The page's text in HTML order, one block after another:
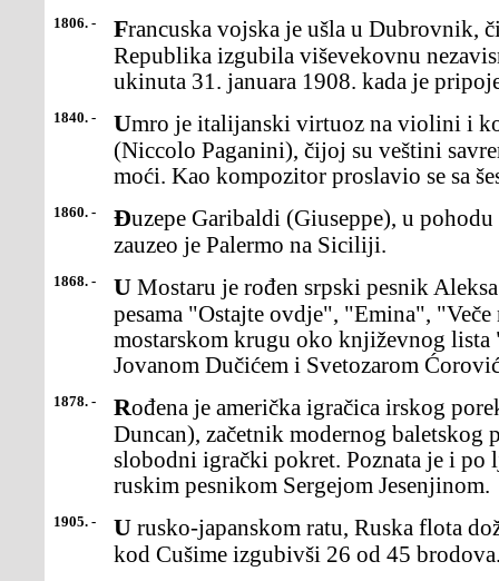
1806. - Francuska vojska je ušla u Dubrovnik, čime je Dubrovačka
Republika izgubila viševekovnu
ukinuta 31. januara 1908. kada je
1840. - Umro je italijanski virtuoz na violini i kompozitor Nikolo Paganini
(Niccolo Paganini), čijoj su veštini
moći. Kao kompozitor proslavio se sa
1860. - Đuzepe Garibaldi (Giuseppe), u pohodu za ujedinjenje Italije,
zauzeo je Palermo na Siciliji.
1868. - U Mostaru je rođen srpski pesnik Aleksa Šantić, autor antologijskih
pesama "Ostajte ovdje", "Emina",
mostarskom krugu oko književnog
Jovanom Dučićem i Svetozarom
1878. - Rođena je američka igračica irskog porekla Isidora Dankan (Isidore
Duncan), začetnik modernog baletskog
slobodni igrački pokret. Poznata je i po
ruskim pesnikom Sergejom Jesenjinom.
1905. - U rusko-japanskom ratu, Ruska flota doživela je težak poraz u bici
kod Cušime izgubivši 26 od 45